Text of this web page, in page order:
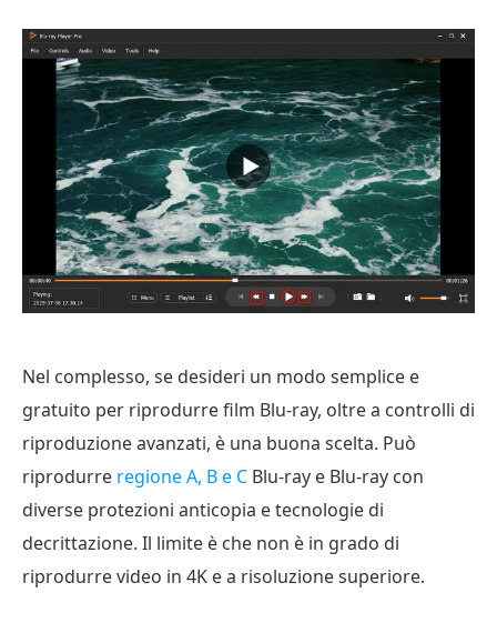
Nel complesso, se desideri un modo semplice e
gratuito per riprodurre film Blu-ray, oltre a controlli di
riproduzione avanzati, è una buona scelta. Può
riprodurre regione A, B e C Blu-ray e Blu-ray con
diverse protezioni anticopia e tecnologie di
decrittazione. Il limite è che non è in grado di
riprodurre video in 4K e a risoluzione superiore.